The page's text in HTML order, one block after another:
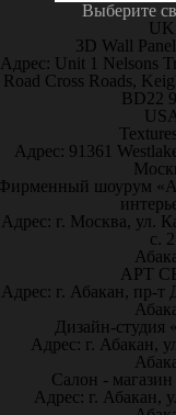
Выберите
UK
3D Wall
Адрес: Unit 1 Nelsons
Road Cross Roads,
BD22
Адрес: 91361
шоурум
Адрес: г. Москва, ул.
с. 2
АРТ
Адрес: г. Абакан, пр-
Дизайн-
Адрес: г. Абакан,
Салон -
Адрес: г. Абакан,